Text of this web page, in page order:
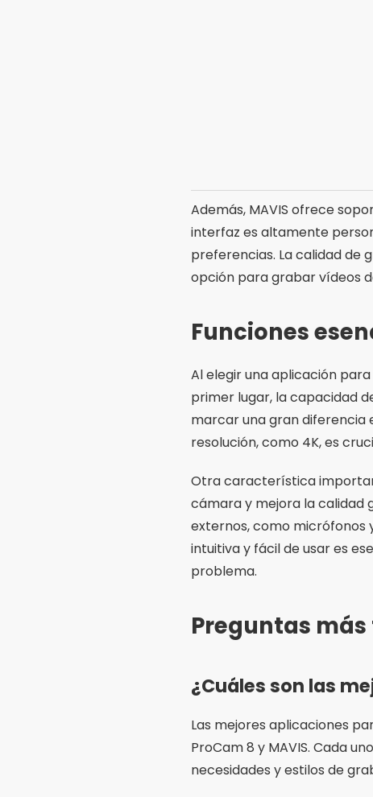
Preguntas
¿Cuáles son las
Las mejores aplicaciones
ProCam 8 y MAVIS. Cada
necesidades y estilos de
¿Por qué utilizar
grabación como la
resolución. Esto se traduce
¿Cómo elegir la
como la calidad de
también si la aplicación
¿Las aplicaciones
Algunas aplicaciones de
Filmic Pro y ProCam 8,
características que ofrece